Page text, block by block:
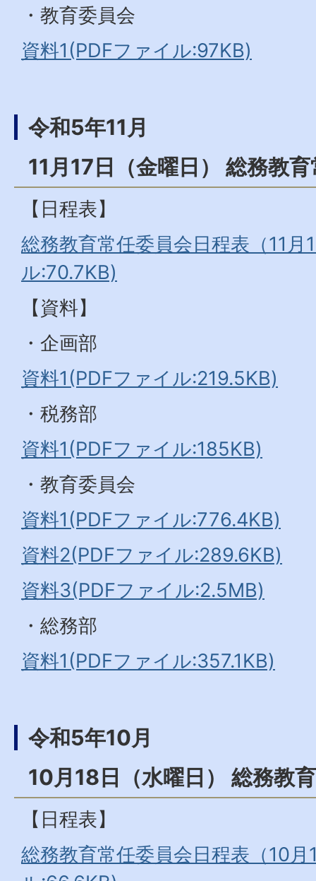
・教育委員会
資料1(PDFファイル:97KB)
令和5年11月
11月17日（金曜日） 総務教
【日程表】
総務教育常任委員会日程表（11月
ル:70.7KB)
【資料】
・企画部
資料1(PDFファイル:219.5KB)
・税務部
資料1(PDFファイル:185KB)
・教育委員会
資料1(PDFファイル:776.4KB)
資料2(PDFファイル:289.6KB)
資料3(PDFファイル:2.5MB)
・総務部
資料1(PDFファイル:357.1KB)
令和5年10月
10月18日（水曜日） 総務教
【日程表】
総務教育常任委員会日程表（10